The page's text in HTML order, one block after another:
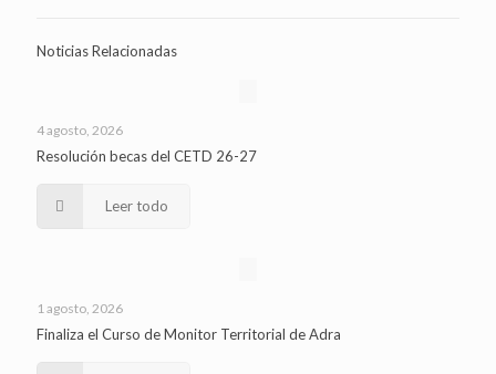
Noticias Relacionadas
4 agosto, 2026
Resolución becas del CETD 26-27
Leer todo
1 agosto, 2026
Finaliza el Curso de Monitor Territorial de Adra